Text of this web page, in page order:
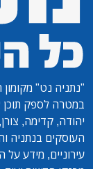
"נתניה נט"
במטרה לספק תוכן
יהודה, קדימה,
העוסקים בנתניה
עירוניים, מידע